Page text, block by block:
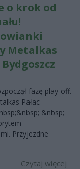
o krok od
Metalkas
Bydgoszcz
fazę play-off.
Pałac
&nbsp;
Przyjezdne
Czytaj więcej